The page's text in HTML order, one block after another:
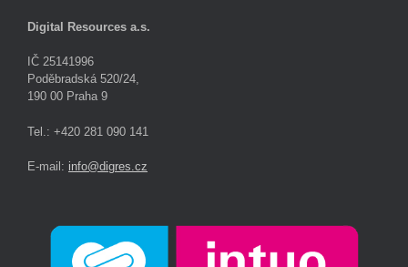
Digital Resources a.s.
IČ 25141996
Poděbradská 520/24,
190 00 Praha 9
Tel.: +420 281 090 141
E-mail: info@digres.cz